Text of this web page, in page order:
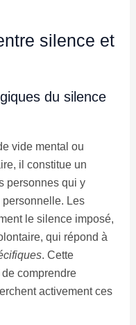
silence et
du silence
vide mental ou
il constitue un
personnes qui y
personnelle. Les
le silence imposé,
qui répond à
. Cette
comprendre
activement ces